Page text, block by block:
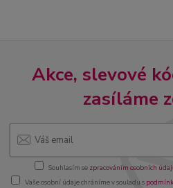
Akce, slevové
zasíláme
Souhlasím se zpracováním osobních
Vaše osobní údaje chráníme v souladu s